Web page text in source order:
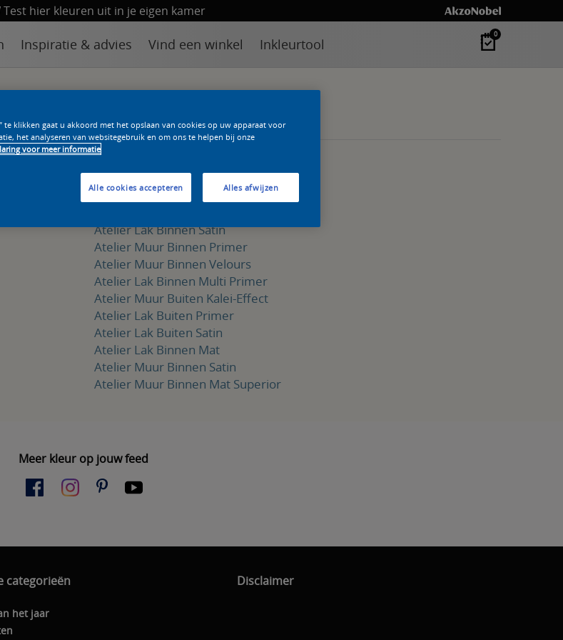
Test hier kleuren uit in je eigen kamer
Inspiratie & advies Vind een winkel Inkleurtool
0
Atelier Muur Binnen Krijt-Effect
Atelier Lak Binnen Satin
Atelier Muur Binnen Primer
Atelier Muur Binnen Velours
Atelier Lak Binnen Multi Primer
Atelier Muur Buiten Kalei-Effect
Atelier Lak Buiten Primer
Atelier Lak Buiten Satin
Atelier Lak Binnen Mat
Atelier Muur Binnen Satin
Atelier Muur Binnen Mat Superior
Meer kleur op jouw feed
categorieën
het jaar
Disclaimer
te klikken gaat u akkoord met het opslaan van cookies op uw apparaat voor
het analyseren van websitegebruik en om ons te helpen bij onze
voor meer informatie
Alles afwijzen
Alle cookies accepteren